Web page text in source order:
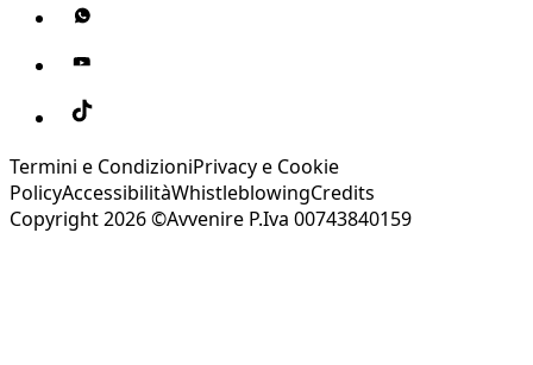
Termini e CondizioniPrivacy e Cookie
PolicyAccessibilitàWhistleblowingCredits
Copyright 2026 ©Avvenire P.Iva 00743840159